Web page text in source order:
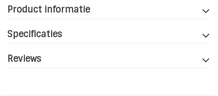
Product informatie
Specificaties
Reviews